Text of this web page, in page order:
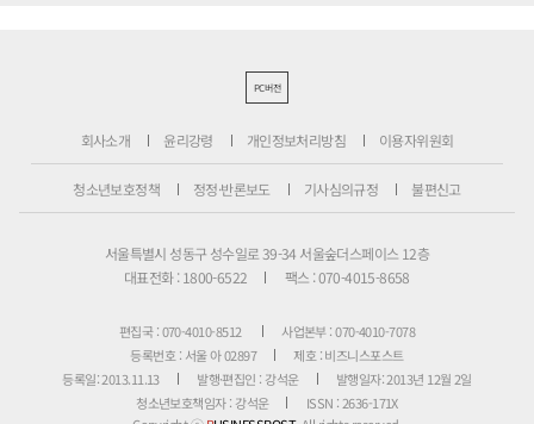
PC버전
회사소개 윤리강령 개인정보처리방침 이용자위원회
청소년보호정책 정정·반론보도 기사심의규정 불편신고
서울특별시 성동구 성수일로 39-34 서울숲더스페이스 12층
대표전화 : 1800-6522
팩스 : 070-4015-8658
편집국 : 070-4010-8512
사업본부 : 070-4010-7078
등록번호 : 서울 아 02897
제호 : 비즈니스포스트
등록일: 2013.11.13
발행·편집인 : 강석운
발행일자: 2013년 12월 2일
청소년보호책임자 : 강석운
ISSN : 2636-171X